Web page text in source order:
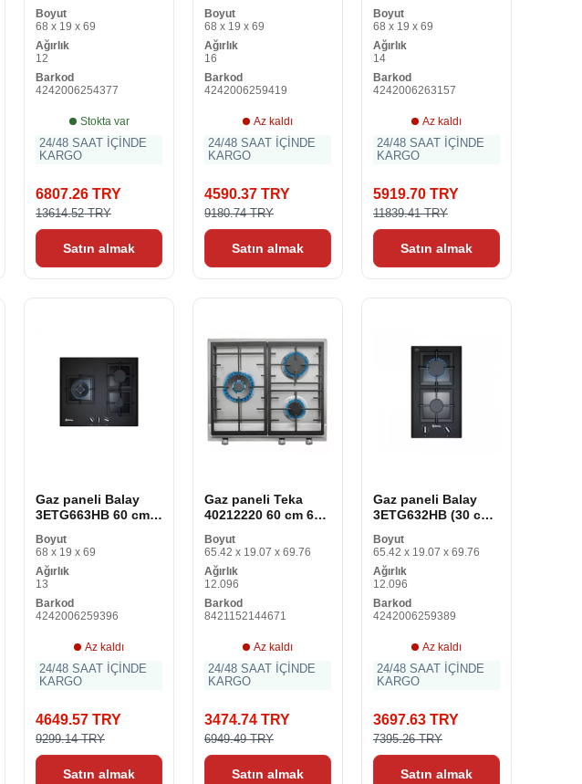
7400 W
Boyut
68 x 19 x 69
Ağırlık
12
Barkod
4242006254377
Stokta var
24/48 SAAT İÇİNDE
KARGO
6807.26 TRY
13614.52 TRY
Satın almak
Boyut
68 x 19 x 69
Ağırlık
16
Barkod
4242006259419
Az kaldı
24/48 SAAT İÇİNDE
KARGO
4590.37 TRY
9180.74 TRY
Satın almak
Boyut
68 x 19 x 69
Ağırlık
14
Barkod
4242006263157
Az kaldı
24/48 SAAT İÇİNDE
KARGO
5919.70 TRY
11839.41 TRY
Satın almak
Gaz paneli Balay
3ETG663HB 60 cm
Boyut
68 x 19 x 69
Ağırlık
13
Barkod
4242006259396
Az kaldı
24/48 SAAT İÇİNDE
KARGO
4649.57 TRY
9299.14 TRY
Satın almak
Gaz paneli Teka
40212220 60 cm 60
Boyut
65.42 x 19.07 x 69.76
Ağırlık
12.096
Barkod
8421152144671
Az kaldı
24/48 SAAT İÇİNDE
KARGO
3474.74 TRY
6949.49 TRY
Satın almak
Gaz paneli Balay
3ETG632HB (30 cm)
Boyut
65.42 x 19.07 x 69.76
Ağırlık
12.096
Barkod
4242006259389
Az kaldı
24/48 SAAT İÇİNDE
KARGO
3697.63 TRY
7395.26 TRY
Satın almak